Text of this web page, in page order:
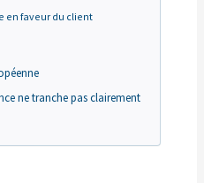
en faveur du client
ne tranche pas clairement